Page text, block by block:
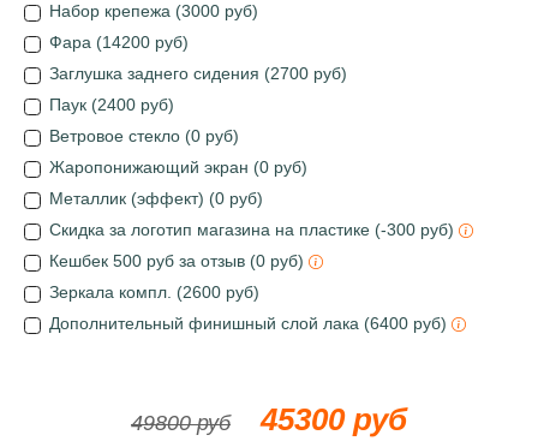
Набор крепежа (3000 руб)
Фара (14200 руб)
Заглушка заднего сидения (2700 руб)
Паук (2400 руб)
Ветровое стекло (0 руб)
Жаропонижающий экран (0 руб)
Металлик (эффект) (0 руб)
Скидка за логотип магазина на пластике (-300 руб)
Кешбек 500 руб за отзыв (0 руб)
Зеркала компл. (2600 руб)
Дополнительный финишный слой лака (6400 руб)
49800 руб 45300 руб